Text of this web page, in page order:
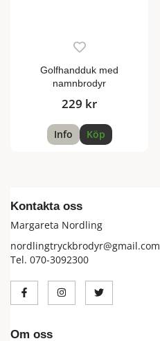
Golfhandduk med
namnbrodyr
229 kr
Info Köp
Kontakta oss
Margareta Nordling
nordlingtryckbrodyr@gmail.com
Tel. 070-3092300
Om oss